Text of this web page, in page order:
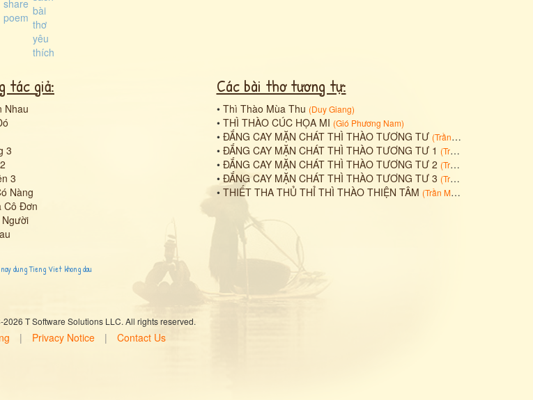
tác giả:
Nhau
3
3
Nàng
Cô Đơn
Các bài thơ tương tự:
• Thì Thào Mùa Thu (Duy Giang)
• THÌ THÀO CÚC HỌA MI (Gió Phương Nam)
• ĐẮNG CAY MẶN CHÁT THÌ THÀO TƯƠNG TƯ (Trần Minh Hiền
• ĐẮNG CAY MẶN CHÁT THÌ THÀO TƯƠNG TƯ 1 (Trần Minh Hiền
• ĐẮNG CAY MẶN CHÁT THÌ THÀO TƯƠNG TƯ 2 (Trần Minh Hiền
• ĐẮNG CAY MẶN CHÁT THÌ THÀO TƯƠNG TƯ 3 (Trần Minh Hiền
• THIẾT THA THỦ THỈ THÌ THÀO THIỆN TÂM (Trần Minh Hiền
dung Tieng Viet khong dau
T Software Solutions LLC. All rights reserved.
| Privacy Notice | Contact Us